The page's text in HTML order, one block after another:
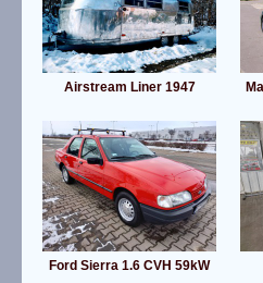
Airstream Liner 1947
Ford Sierra 1.6 CVH 59kW